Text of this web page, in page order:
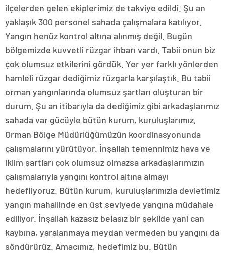
ilçelerden gelen ekiplerimiz de takviye edildi. Şu an
yaklaşık 300 personel sahada çalışmalara katılıyor.
Yangın henüz kontrol altına alınmış değil. Bugün
bölgemizde kuvvetli rüzgar ihbarı vardı. Tabii onun biz
çok olumsuz etkilerini gördük. Yer yer farklı yönlerden
hamleli rüzgar dediğimiz rüzgarla karşılaştık. Bu tabii
orman yangınlarında olumsuz şartları oluşturan bir
durum. Şu an itibarıyla da dediğimiz gibi arkadaşlarımız
sahada var gücüyle bütün kurum, kuruluşlarımız,
Orman Bölge Müdürlüğümüzün koordinasyonunda
çalışmalarını yürütüyor. İnşallah temennimiz hava ve
iklim şartları çok olumsuz olmazsa arkadaşlarımızın
çalışmalarıyla yangını kontrol altına almayı
hedefliyoruz. Bütün kurum, kuruluşlarımızla devletimiz
yangın mahallinde en üst seviyede yangına müdahale
ediliyor. İnşallah kazasız belasız bir şekilde yani can
kaybına, yaralanmaya meydan vermeden bu yangını da
söndürürüz. Amacımız, hedefimiz bu. Bütün